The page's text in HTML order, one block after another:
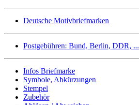
Deutsche Motivbriefmarken
Postgebühren: Bund, Berlin, DDR, ...
Infos Briefmarke
Symbole, Abkürzungen
Stempel
Zubehör